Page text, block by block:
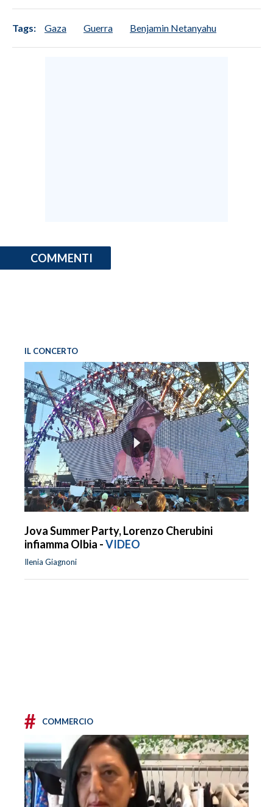
Tags: Gaza Guerra Benjamin Netanyahu
COMMENTI
IL CONCERTO
Jova Summer Party, Lorenzo Cherubini
infiamma Olbia -VIDEO
Ilenia Giagnoni
# COMMERCIO